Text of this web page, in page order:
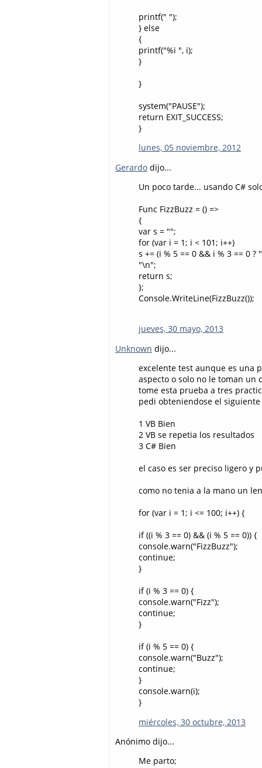
printf(" ");
} else
{
printf("%i ", i);
}
}
system("PAUSE");
return EXIT_SUCCESS;
}
lunes, 05 noviembre, 2012
Gerardo dijo...
Un poco tarde... usando C#
Func FizzBuzz = () =>
{
var s = "";
for (var i = 1; i < 101; i++)
s += (i % 5 == 0 && i % 3 == 0 ?
"\n";
return s;
};
Console.WriteLine(FizzBuzz());
jueves, 30 mayo, 2013
Unknown dijo...
excelente test aunque es una
aspecto o solo no le toman un
tome esta prueba a tres
pedi obteniendose el
1 VB Bien
2 VB se repetia los resultados
3 C# Bien
el caso es ser preciso ligero y
como no tenia a la mano un
for (var i = 1; i <= 100; i++) {
if ((i % 3 == 0) && (i % 5 == 0)) {
console.warn("FizzBuzz");
continue;
}
if (i % 3 == 0) {
console.warn("Fizz");
continue;
}
if (i % 5 == 0) {
console.warn("Buzz");
continue;
}
console.warn(i);
}
miércoles, 30 octubre, 2013
Anónimo dijo...
Me parto;